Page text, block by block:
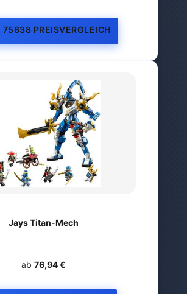
75638 PREISVERGLEICH
Jays Titan-Mech
ab 76,94 €